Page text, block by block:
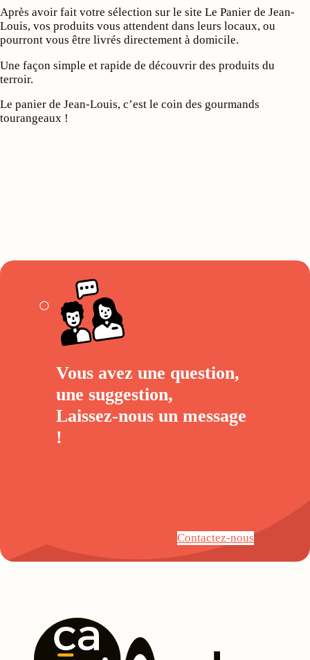
Après avoir fait votre sélection sur le site Le Panier de Jean-
Louis, vos produits vous attendent dans leurs locaux, ou
pourront vous être livrés directement à domicile.
Une façon simple et rapide de découvrir des produits du
terroir.
Le panier de Jean-Louis, c’est le coin des gourmands
tourangeaux !
Vous avez une question,
une suggestion,
Laissez-nous un message
!
Contactez-nous